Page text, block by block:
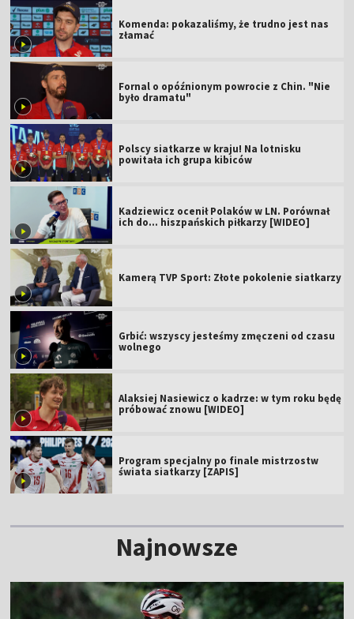
Komenda: pokazaliśmy, że trudno jest nas
złamać
Fornal o opóźnionym powrocie z Chin. "Nie
było dramatu"
Polscy siatkarze w kraju! Na lotnisku
powitała ich grupa kibiców
Kadziewicz ocenił Polaków w LN. Porównał
ich do... hiszpańskich piłkarzy [WIDEO]
Kamerą TVP Sport: Złote pokolenie siatkarzy
Grbić: wszyscy jesteśmy zmęczeni od czasu
wolnego
Alaksiej Nasiewicz o kadrze: w tym roku będę
próbować znowu [WIDEO]
Program specjalny po finale mistrzostw
świata siatkarzy [ZAPIS]
Najnowsze